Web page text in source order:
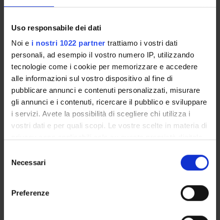
Uso responsabile dei dati
Noi e i nostri 1022 partner trattiamo i vostri dati
personali, ad esempio il vostro numero IP, utilizzando
tecnologie come i cookie per memorizzare e accedere
alle informazioni sul vostro dispositivo al fine di
pubblicare annunci e contenuti personalizzati, misurare
gli annunci e i contenuti, ricercare il pubblico e sviluppare
i servizi. Avete la possibilità di scegliere chi utilizza i
vostri dati e per quali scopi. Le vostre scelte in materia di
modificare o revocare il proprio consenso in qualsiasi
momento dalla Dichiarazione sui cookie o facendo clic
delNecessari
Preferenze
Piani didattici
Calendario esami
Bacheca avvisi
Proposte tesi e stage
Organi collegiali e di governo
Docenti
Documenti